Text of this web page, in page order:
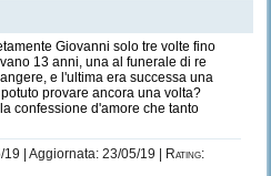
Giovanni solo tre volte fino
13 anni, una al funerale di re
e l'ultima era successa una
provare ancora una volta?
confessione d'amore che tanto
19 | Aggiornata: 23/05/19 |
Rating: